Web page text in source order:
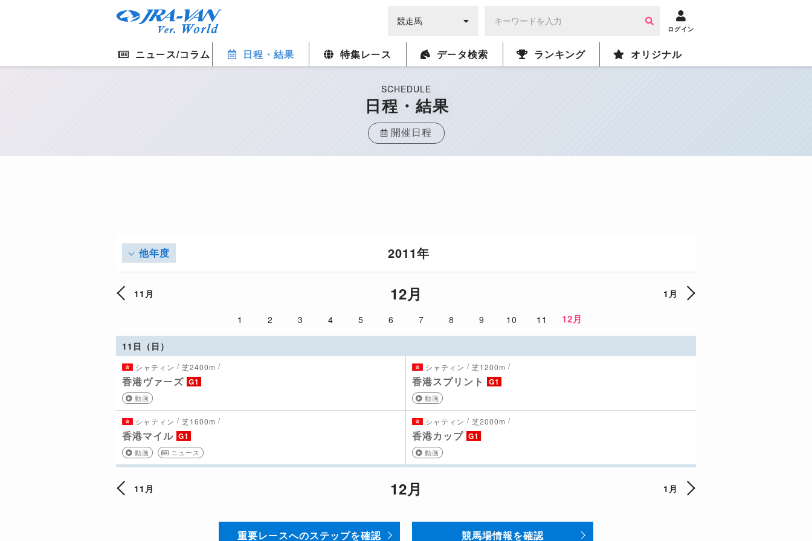
ログイン
ニュース/コラム 日程・結果 特集レース データ検索 ランキング オリジナル
SCHEDULE
日程・結果
開催日程
他年度 2011年
11月 12月 1月
1 2 3 4 5 6 7 8 9 10 11 12月
11日（日）
シャティン / 芝2400m /
香港ヴァーズ G1
動画
シャティン / 芝1200m /
香港スプリント G1
動画
シャティン / 芝1600m /
香港マイル G1
動画 ニュース
シャティン / 芝2000m /
香港カップ G1
動画
11月 12月 1月
重要レースへのステップを確認 競馬場情報を確認